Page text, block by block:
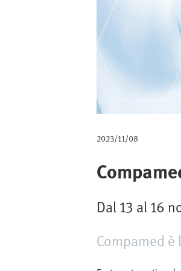
d
i
p
n
e
2023/11/08
Dal 13 al 16
Compamed